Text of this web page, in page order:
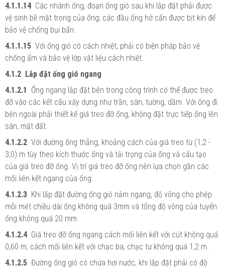
4.1.1.14 Các nhánh ống, đoạn ống gió sau khi lắp đặt phải được
vệ sinh bề mặt trong của ống; các đầu ống hở cẩn được bịt kín để
bảo vệ chống bụi bẩn.
4.1.1.15 Với ống gió có cách nhiệt, phải có biện pháp bảo vệ
chống ẩm và bảo vệ lớp vật liệu cách nhiệt.
4.1.2 Lắp đặt ống gió ngang
4.1.2.1 Ống ngang lắp đặt bên trong công trình có thể được treo
đỡ vào các kết cấu xây dựng như trần, sàn, tường, dầm. Với ống đi
bên ngoài phải thiết kế giá treo đỡ ống, không đặt trực tiếp ống lên
sàn, mặt đất.
4.1.2.2 Với đường ống thẳng, khoảng cách của giá treo từ (1,2 -
3,0) m tùy theo kích thước ống và tải trọng của ống và cấu tạo
của giá treo đỡ ống. Vị trí giá treo đỡ ống nên lựa chọn gần các
mối liên kết ngang của ống.
4.1.2.3 Khi lắp đặt đường ống gió nằm ngang, độ võng cho phép
mỗi mét chiều dài ống không quá 3mm và tổng độ võng của tuyến
ống không quá 20 mm.
4.1.2.4 Giá treo đỡ ống ngang cách mối liên kết với cút không quá
0,60 m, cách mối liên kết với chạc ba, chạc tư không quá 1,2 m.
4.1.2.5 Đường ống gió có chứa hơi nước, khi lắp đặt phải có độ